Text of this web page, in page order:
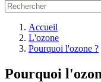
Accueil
L'ozone
Pourquoi l'ozone ?
Pourquoi